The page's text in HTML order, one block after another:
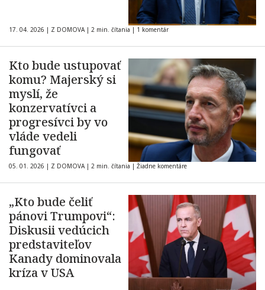
17. 04. 2026 | Z DOMOVA | 2 min. čítania | 1 komentár
Kto bude ustupovať
komu? Majerský si
myslí, že
konzervatívci a
progresívci by vo
vláde vedeli
fungovať
05. 01. 2026 | Z DOMOVA | 2 min. čítania | Žiadne komentáre
„Kto bude čeliť
pánovi Trumpovi“:
Diskusii vedúcich
predstaviteľov
Kanady dominovala
kríza v USA